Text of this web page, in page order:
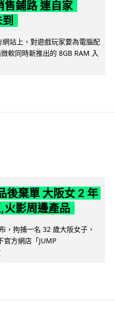
鋪路 連自家
站上，對遊戲玩家要為電腦配
軟同時新推出的 8GB RAM 入
後棄單 大阪女 2 年
火影周邊產品
，拘捕一名 32 歲大阪女子，
官方網店「JUMP